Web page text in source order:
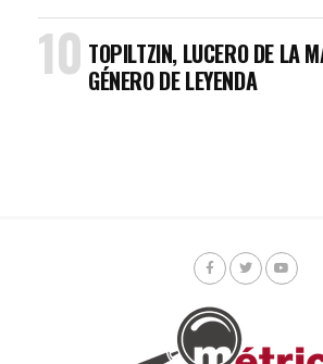
TOPILTZIN, LUCERO DE LA
GÉNERO DE LEYENDA